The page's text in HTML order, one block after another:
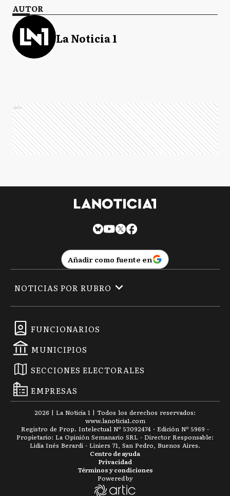
AUTOR
La Noticia 1
Ads
Añadir como fuente en
FUNCIONARIOS
MUNICIPIOS
SECCIONES ELECTORALES
EMPRESAS
NOTICIAS POR RUBRO
2026 | La Noticia 1 | Todos los derechos reservados:
www.lanoticia1.com
Registro de Prop. Intelectual Nº 53092474 · Edición Nº 5969 -
Propietario: La Opinión Semanario SRL - Director Responsable:
Lidia Inés Berardi - Liniers 71, San Pedro, Buenos Aires.
Términos y condiciones
Privacidad
Centro de ayuda
Powered by